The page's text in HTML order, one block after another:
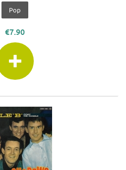
Pop
€7.90